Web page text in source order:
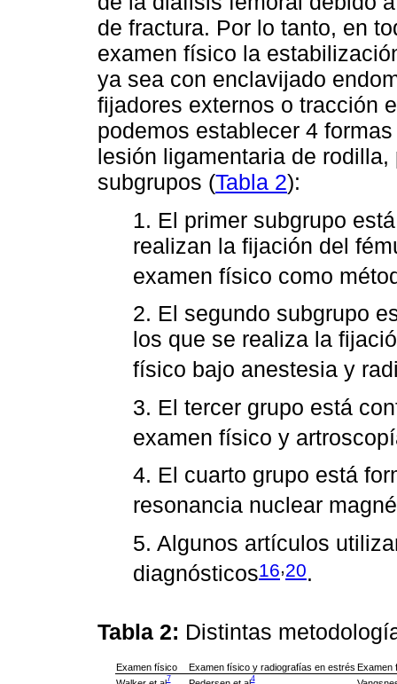
de fractura. Por lo tanto, en
examen físico la
ya sea con enclavijado
fijadores externos o tracción
podemos establecer 4
lesión ligamentaria de
subgrupos (Tabla 2):
1. El primer subgrupo
realizan la fijación del
examen físico como
2. El segundo subgrupo
los que se realiza la
físico bajo anestesia y
3. El tercer grupo está
examen físico y
4. El cuarto grupo está
resonancia nuclear
5. Algunos artículos
diagnósticos16 20.
Tabla 2: Distintas
Examen físico Examen físico y radiografías en estrés Examen
7 4